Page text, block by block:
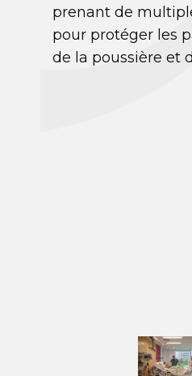
prenant de
pour protéger les
de la poussière et